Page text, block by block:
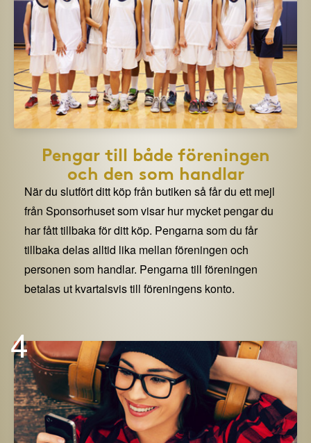
Pengar till både föreningen
och den som handlar
När du slutfört ditt köp från butiken så får du ett mejl
från Sponsorhuset som visar hur mycket pengar du
har fått tillbaka för ditt köp. Pengarna som du får
tillbaka delas alltid lika mellan föreningen och
personen som handlar. Pengarna till föreningen
betalas ut kvartalsvis till föreningens konto.
4